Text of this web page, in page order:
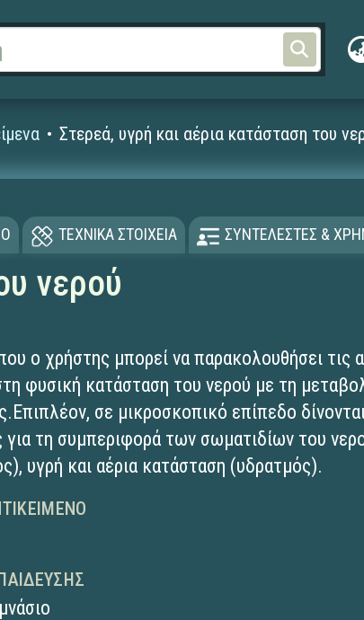
Στερεά, υγρή και αέρια κατάσταση του
ΤΕΧΝΙΚΑ ΣΤΟΙΧΕΙΑ ΣΥΝΤΕΛΕΣΤΕΣ &
νερού
ο χρήστης μπορεί να παρακολουθήσει τις
φυσική κατάσταση του νερού με τη
σε μικροσκοπικό επίπεδο
τη συμπεριφορά των σωματιδίων του
υγρή και αέρια κατάσταση (υδρατμός).